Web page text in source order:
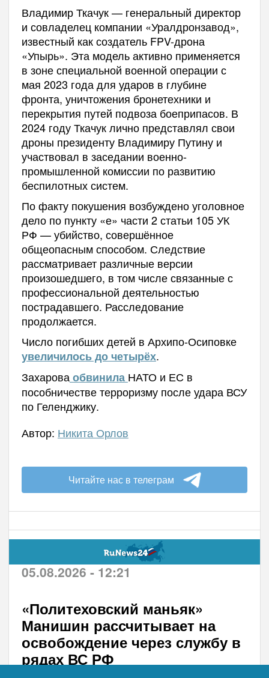
Владимир Ткачук — генеральный директор
и совладелец компании «Уралдронзавод»,
известный как создатель FPV-дрона
«Упырь». Эта модель активно применяется
в зоне специальной военной операции с
мая 2023 года для ударов в глубине
фронта, уничтожения бронетехники и
перекрытия путей подвоза боеприпасов. В
2024 году Ткачук лично представлял свои
дроны президенту Владимиру Путину и
участвовал в заседании военно-
промышленной комиссии по развитию
беспилотных систем.
По факту покушения возбуждено уголовное
дело по пункту «е» части 2 статьи 105 УК
РФ — убийство, совершённое
общеопасным способом. Следствие
рассматривает различные версии
произошедшего, в том числе связанные с
профессиональной деятельностью
пострадавшего. Расследование
продолжается.
Число погибших детей в Архипо-Осиповке
увеличилось до четырёх.
Захароваобвинила НАТО и ЕС в
пособничестве терроризму после удара ВСУ
по Геленджику.
Автор: Никита Орлов
Читайте нас в телеграм
05.08.2026 - 12:21
«Политеховский маньяк»
Манишин рассчитывает на
освобождение через службу в
рядах ВС РФ